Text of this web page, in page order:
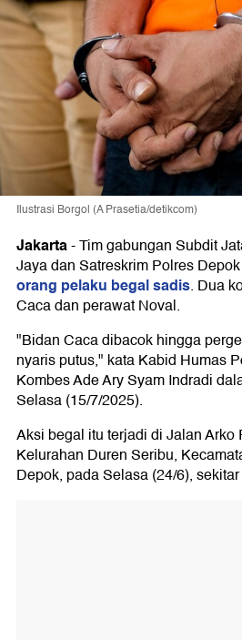
Ilustrasi Borgol (A Prasetia/detikcom)
Jakarta-Tim gabungan Subdit
Jaya dan Satreskrim Polres
orang pelaku begal sadis. Dua
Caca dan perawat Noval.
"Bidan Caca dibacok hingga
nyaris putus," kata Kabid Humas
Kombes Ade Ary Syam Indradi
Selasa (15/7/2025).
Aksi begal itu terjadi di Jalan Arko
Kelurahan Duren Seribu,
Depok, pada Selasa (24/6),